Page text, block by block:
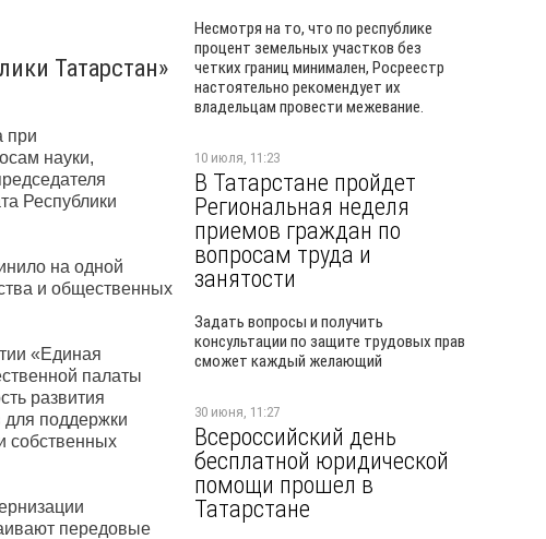
Татарстан»
при
науки,
Республики
на одной
и общественных
«Единая
палаты
развития
для поддержки
собственных
передовые
Несмотря на то, что по республике
процент земельных участков без
четких границ минимален, Росреестр
настоятельно рекомендует их
владельцам провести межевание.
10 июля, 11:23
В Татарстане пройдет
Региональная неделя
приемов граждан по
вопросам труда и
занятости
Задать вопросы и получить
консультации по защите трудовых прав
сможет каждый желающий
30 июня, 11:27
Всероссийский день
бесплатной юридической
помощи прошел в
Татарстане